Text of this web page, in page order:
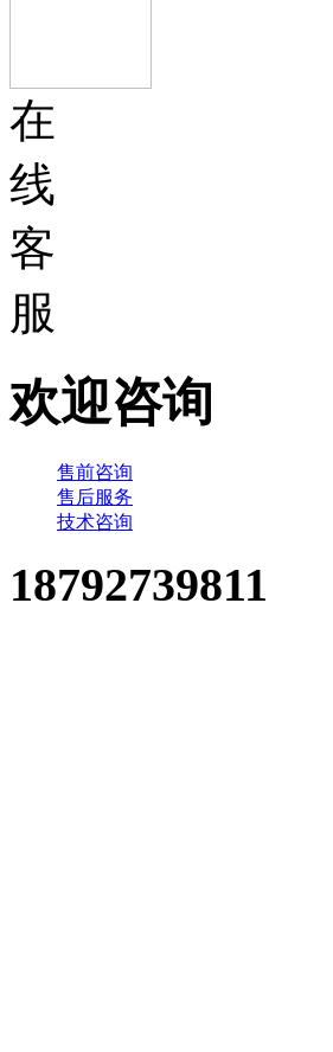
在
线
客
服
欢迎咨询
售前咨询
售后服务
技术咨询
18792739811